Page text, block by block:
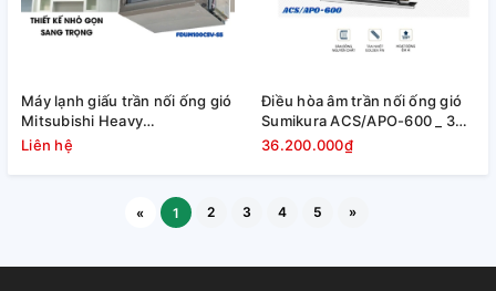
Máy lạnh giấu trần nối ống gió
Mitsubishi Heavy
FDUM100CSV-S5
Liên hệ
Điều hòa âm trần nối ống gió
Sumikura ACS/APO-600 _ 3
Pha
36.200.000₫
« 1 2 3 4 5 »